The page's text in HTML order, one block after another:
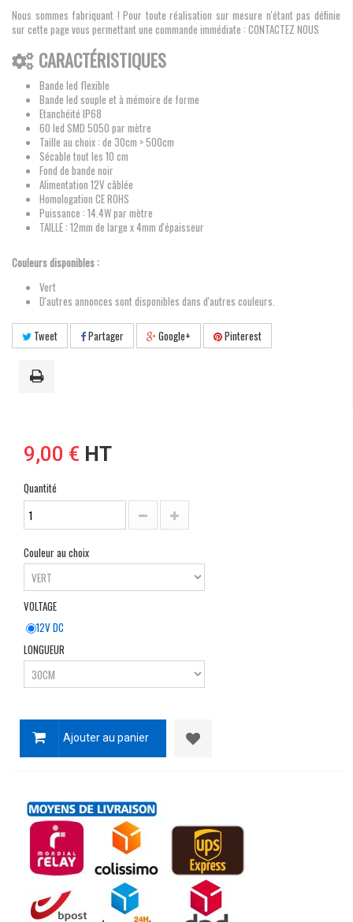
Nous sommes fabriquant ! Pour toute réalisation sur mesure n'étant pas définie
sur cette page vous permettant une commande immédiate : CONTACTEZ NOUS
CARACTÉRISTIQUES
Bande led flexible
Bande led souple et à mémoire de forme
Etanchéité IP68
60 led SMD 5050 par mètre
Taille au choix : de 30cm > 500cm
Sécable tout les 10 cm
Fond de bande noir
Alimentation 12V câblée
Homologation CE ROHS
Puissance : 14.4W par mètre
TAILLE : 12mm de large x 4mm d'épaisseur
Couleurs disponibles :
Vert
D'autres annonces sont disponibles dans d'autres couleurs.
Tweet Partager Google+ Pinterest
9,00 € HT
Quantité
Couleur au choix
VOLTAGE
12V DC
LONGUEUR
Ajouter au panier